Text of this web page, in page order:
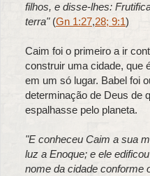
filhos, e disse-lhes:
terra" (Gn 1:27,28; 9:1)
Caim foi o primeiro a ir
construir uma cidade, que
em um só lugar. Babel foi
determinação de Deus de
espalhasse pelo planeta.
"E conheceu Caim a sua
luz a Enoque; e ele
nome da cidade conforme